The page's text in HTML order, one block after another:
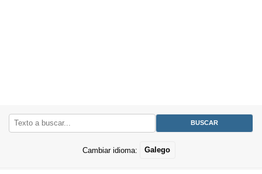
Cambiar idioma: Galego